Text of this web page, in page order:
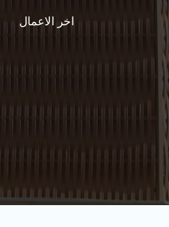
اخر الاعمال